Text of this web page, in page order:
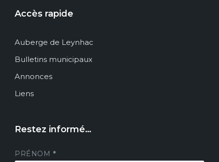
Accès rapide
Auberge de Leynhac
Bulletins municipaux
Annonces
Liens
Restez informé…
PRÉNOM *